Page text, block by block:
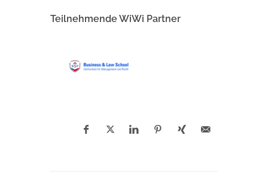
Teilnehmende WiWi Partner